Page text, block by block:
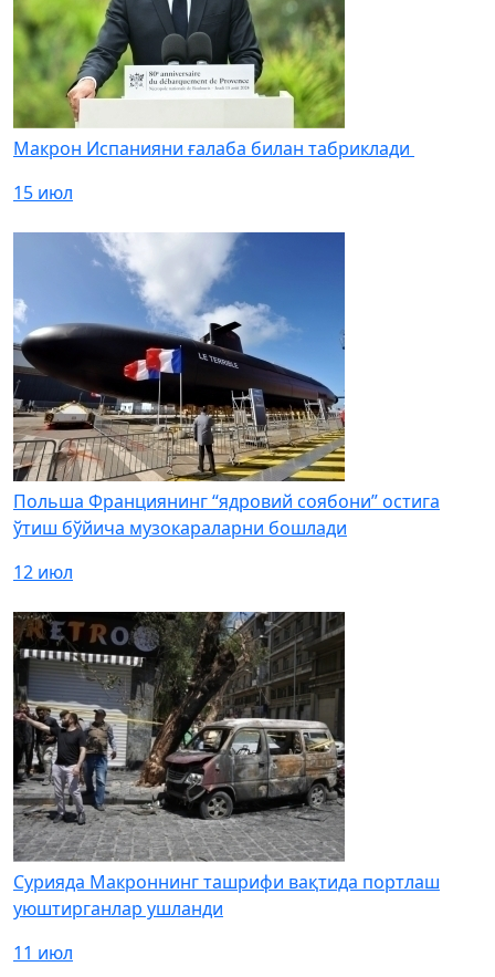
Макрон Испанияни ғалаба билан табриклади
15 июл
Польша Франциянинг “ядровий соябони” остига
ўтиш бўйича музокараларни бошлади
12 июл
Сурияда Макроннинг ташрифи вақтида портлаш
уюштирганлар ушланди
11 июл